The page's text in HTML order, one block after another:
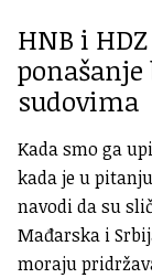
HNB i
ponašanje
sudovima
Kada smo ga
kada je u
navodi da su
Mađarska i
moraju